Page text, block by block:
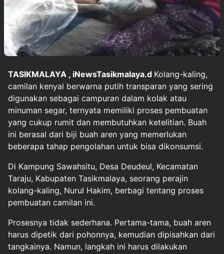
TASIKMALAYA , iNewsTasikmalaya.d Kolang-kaling,
camilan kenyal berwarna putih transparan yang sering
digunakan sebagai campuran dalam kolak atau
minuman segar, ternyata memiliki proses pembuatan
yang cukup rumit dan membutuhkan ketelitian. Buah
ini berasal dari biji buah aren yang memerlukan
beberapa tahap pengolahan untuk bisa dikonsumsi.
Di Kampung Sawahsitu, Desa Deudeul, Kecamatan
Taraju, Kabupaten Tasikmalaya, seorang perajin
kolang-kaling, Nurul Hakim, berbagi tentang proses
pembuatan camilan ini.
Prosesnya tidak sederhana. Pertama-tama, buah aren
harus dipetik dari pohonnya, kemudian dipisahkan dari
tangkainya. Namun, langkah ini harus dilakukan